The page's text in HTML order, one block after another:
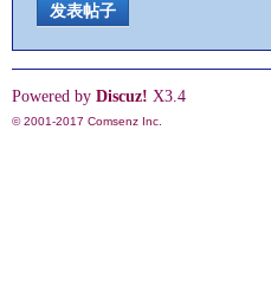
发表帖子
Powered by Discuz! X3.4
© 2001-2017 Comsenz Inc.